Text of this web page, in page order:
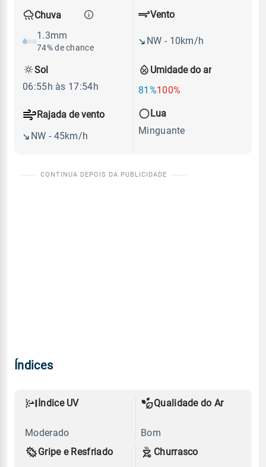
Chuva
1.3mm
74% de chance
Umidade do ar
81%100%
Vento
NW - 10km/h
Rajada de vento
NW - 45km/h
Sol
06:55h às 17:54h
Lua
Minguante
Índices
Índice UV
Moderado
Qualidade do Ar
Bom
Gripe e Resfriado
Churrasco